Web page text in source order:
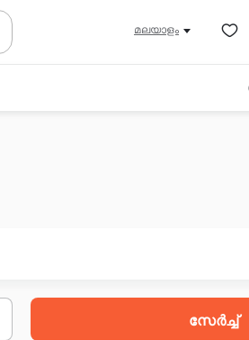
മലയാളം
സേർച്ച്